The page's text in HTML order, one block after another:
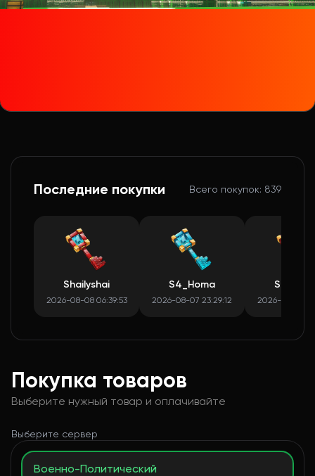
Последние покупки Всего покупок: 839
Shailyshai
2026-08-08 06:39:53
S4_Homa
2026-08-07 23:29:12 2026-08-07
Покупка товаров
Выберите нужный товар и оплачивайте
Выберите сервер
Военно-Политический